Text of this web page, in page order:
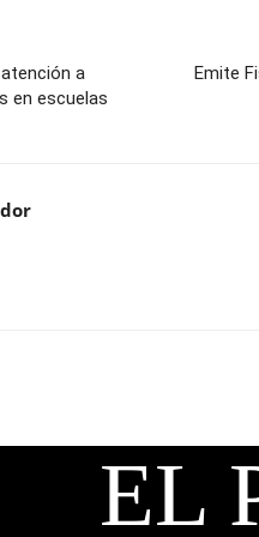
a
en escuelas
Emite
EL